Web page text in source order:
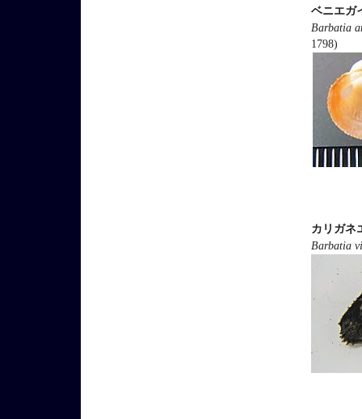
ベニエガ
Barbatia
1798)
カリガネ
Barbatia